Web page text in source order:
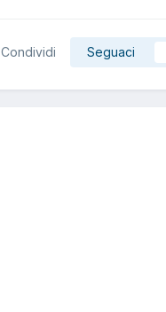
Condividi Seguaci